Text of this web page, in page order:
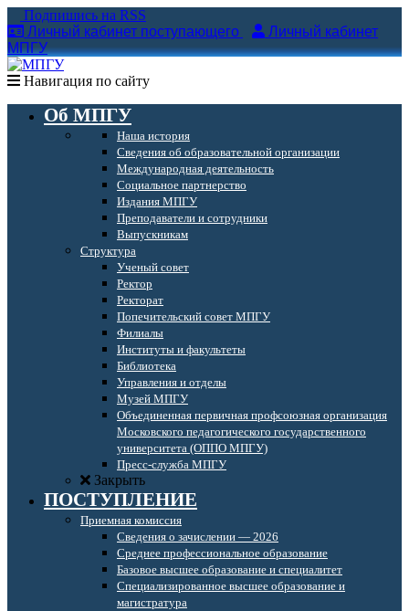
Подпишись на RSS
Личный кабинет поступающего
Личный кабинет
МПГУ
Навигация по сайту
Об МПГУ
Наша история
Сведения об образовательной организации
Международная деятельность
Социальное партнерство
Издания МПГУ
Преподаватели и сотрудники
Выпускникам
Структура
Ученый совет
Ректор
Ректорат
Попечительский совет МПГУ
Филиалы
Институты и факультеты
Библиотека
Управления и отделы
Музей МПГУ
Объединенная первичная профсоюзная организация
Московского педагогического государственного
университета (ОППО МПГУ)
Пресс-служба МПГУ
Закрыть
ПОСТУПЛЕНИЕ
Приемная комиссия
Сведения о зачислении — 2026
Среднее профессиональное образование
Базовое высшее образование и специалитет
Специализированное высшее образование и
магистратура